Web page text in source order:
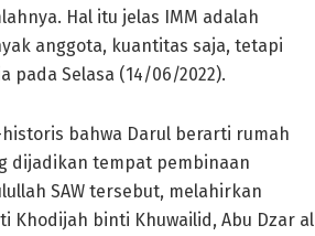
Hal itu jelas IMM adalah
anggota, kuantitas saja, tetapi
pada Selasa (14/06/2022).
bahwa Darul berarti rumah
dijadikan tempat pembinaan
SAW tersebut, melahirkan
Khodijah binti Khuwailid, Abu Dzar al